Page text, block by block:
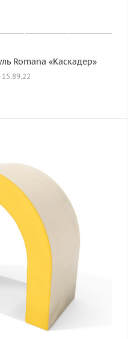
Romana «Каскадер»